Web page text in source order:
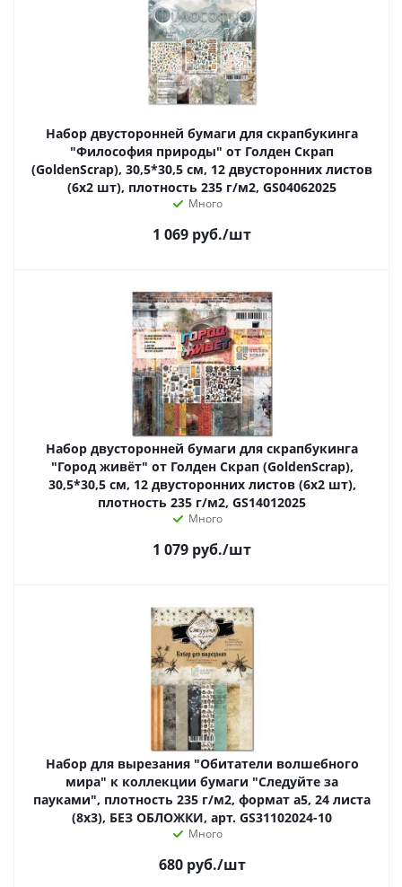
Набор двусторонней бумаги для скрапбукинга
"Философия природы" от Голден Скрап
(GoldenScrap), 30,5*30,5 см, 12 двусторонних листов
(6х2 шт), плотность 235 г/м2, GS04062025
Много
1 069 руб./шт
Набор двусторонней бумаги для скрапбукинга
"Город живёт" от Голден Скрап (GoldenScrap),
30,5*30,5 см, 12 двусторонних листов (6х2 шт),
плотность 235 г/м2, GS14012025
Много
1 079 руб./шт
Набор для вырезания "Обитатели волшебного
мира" к коллекции бумаги "Следуйте за
пауками", плотность 235 г/м2, формат а5, 24 листа
(8х3), БЕЗ ОБЛОЖКИ, арт. GS31102024-10
Много
680руб./шт